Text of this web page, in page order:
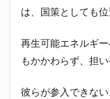
は、国策としても
再生可能エネルギ
もかかわらず、担
彼らが参入できな